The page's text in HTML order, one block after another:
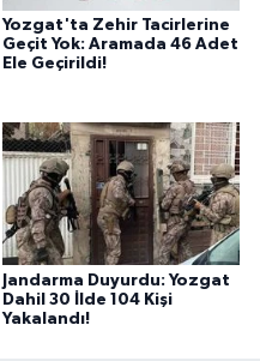
Yozgat'ta Zehir Tacirlerine
Geçit Yok: Aramada 46 Adet
Ele Geçirildi!
Jandarma Duyurdu: Yozgat
Dahil 30 İlde 104 Kişi
Yakalandı!